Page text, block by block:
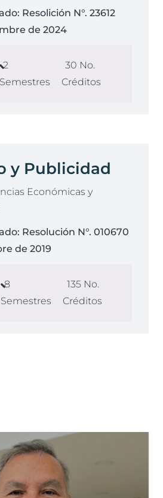
Resolición N°. 23612
de 2024
2
Semestres
30 No.
Créditos
y Publicidad
Económicas y
Resolución N°. 010670
de 2019
8
Semestres
135No.
Créditos